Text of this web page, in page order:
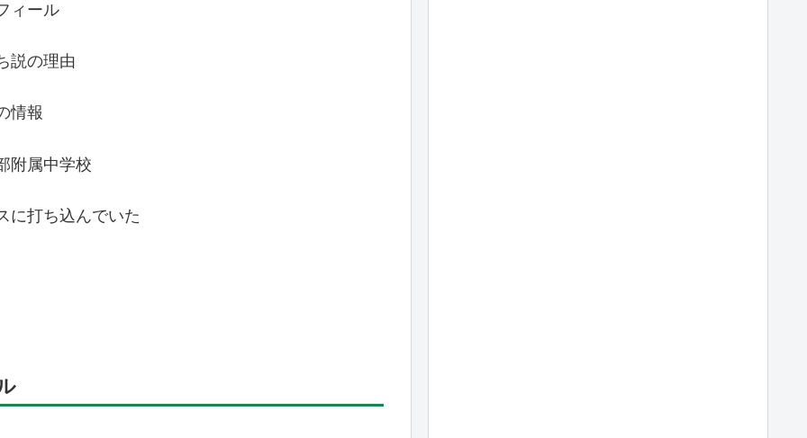
ィール
説の理由
情報
附属中学校
に打ち込んでいた